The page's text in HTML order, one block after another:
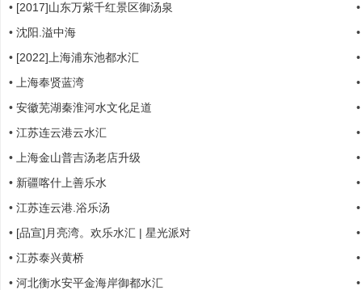
• [2017]山东万紫千红景区御汤泉
• 沈阳.溢中海
• [2022]上海浦东池都水汇
•
上海奉贤蓝湾
• 安徽芜湖秦淮河水文化足道
• 江苏连云港云水汇
•
上海金山普吉汤老店升级
• 新疆喀什上善乐水
• 江苏连云港.浴乐汤
• [品宣]月亮湾。欢乐水汇 | 星光派对
• 江苏泰兴黄桥
• 河北衡水安平金海岸御都水汇